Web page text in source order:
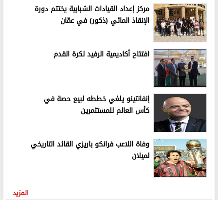
مركز إعداد القيادات الشبابية يختتم دورة
الإنقاذ المائي (ذكور) في عمّان
افتتاح أكاديمية الرفيد لكرة القدم
إنفانتينو يلغي خططه لبيع حصة في
كأس العالم للمستثمرين
وفاة اللاعب فرانكو باريزي القائد التاريخي
لميلان
المزيد